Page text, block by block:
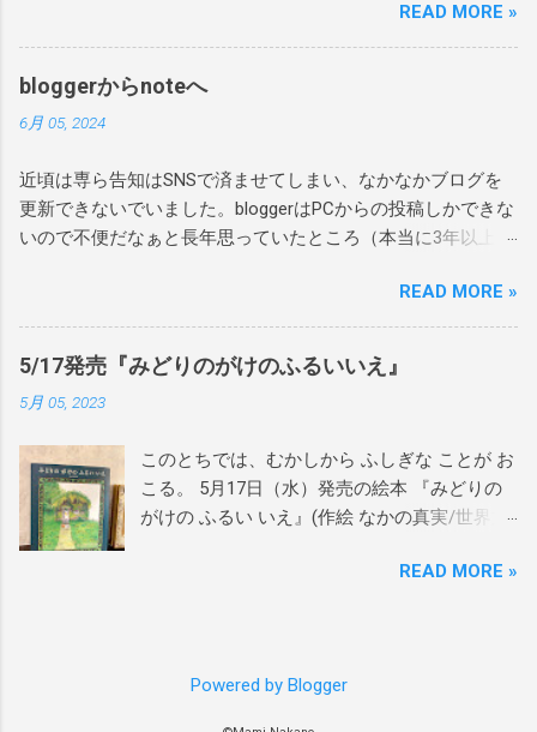
近藤えりさんに設営をお手伝いをいただき、
あれよあれよという間にテキパキと綺麗に飾
りつけしていただきました。 本当にありがと
名も入れさせていただきました。 ありがとう
ございます！ぜひお家で楽しんで読んでもら
えたら嬉しいです。 4月27日にシリーズ最終章
ょう』(作 たてのひろし 絵 かわしまはるこ/
世界文化社)含む、 あまがえるシリーズも、か
わしまさんがサインを入れていましたよ。 今
ください！ 1作目『あまがえるのかくれんぼ』
2作目『あまがえるのぼうけん』 3作目『あま
がえるのたんじょう』 作 たてのひろし 絵 か
わしまはるこ（世界文化社） 『ねことこと
り』原画展期間中にイベント2つ開催します。
はこちらのイベントページをご覧ください♪
READ MORE »
bloggerからnoteへ
6月 05, 2024
近頃は専ら告知はSNSで済ませてしまい、なかなかブログを
更新できないでいました。bloggerはPCからの投稿しかできな
いので不便だなぁと長年思っていたところ（本当に3年以上前
へ移行することにしました。 主に告知は今後もSNSを中心に
発信していきますが、noteを新たに立ち上げたので、日記の
ような雑感をnoteの方で更新していけたらと思います。
https://note.com/maminakano/ bloggerで公開している過去記
事の一部をnoteにも移行しています。主に、日記、レポー
年ほど前の内容ばかりで、当時の自分の拙い文章を読み返す
と、人生舐め腐っていて顔から火が吹き出しそうになりまし
たが、一方で現在とあまり変わらない考え方をしていたり、
この視点はこれからも大切にしたいと感じるような面もあっ
て、移行をきっかけに過去の自分を読み返してみたらけっこ
は以上となります。 原画展や刊行物などのお知らせは、主に
X,Instagramで引き続き発信していきます。 万が一、noteが合
READ MORE »
5/17発売『みどりのがけのふるいいえ』
5月 05, 2023
このとちでは、むかしから ふしぎな ことが お
こる。 5月17日（水）発売の絵本 『みどりの
がけの ふるい いえ』(作絵 なかの真実/世界文
行された絵本がハードカバー化。 絵や文章を
子ブックフェスタ」 にて、 5月17日発売『み
READ MORE »
Powered by Blogger